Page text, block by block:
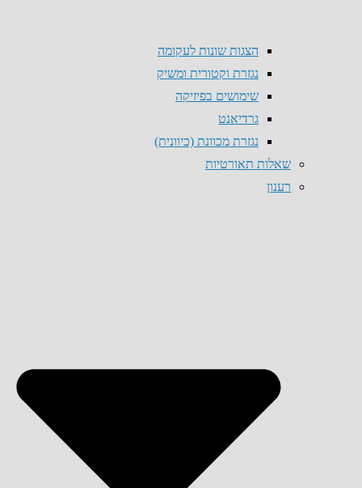
הצגות שונות לעקומה
נגזרת וקטורית ומשיק
שימושים בפיזיקה
גרדיאנט
נגזרת מכוונת (כיוונית)
שאלות תאורטיות
רענון